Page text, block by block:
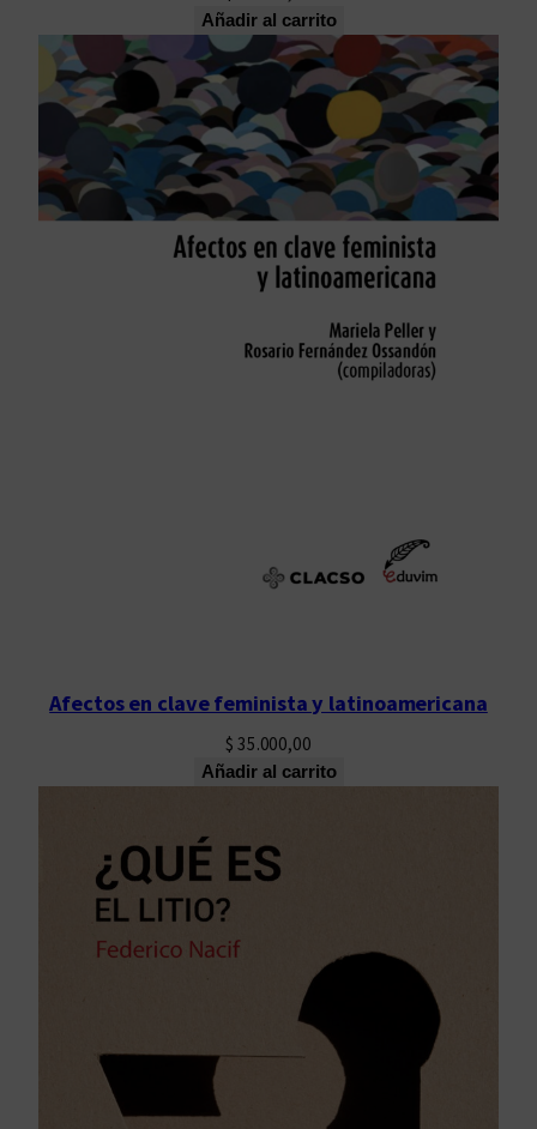
Añadir al carrito
Afectos en clave feminista y latinoamericana
$ 35.000,00
Añadir al carrito